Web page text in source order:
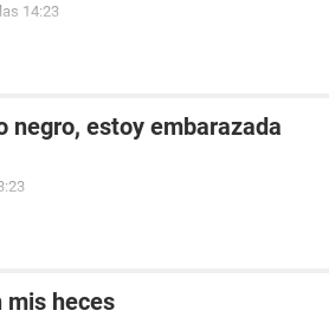
14:23
negro, estoy embarazada
mis heces